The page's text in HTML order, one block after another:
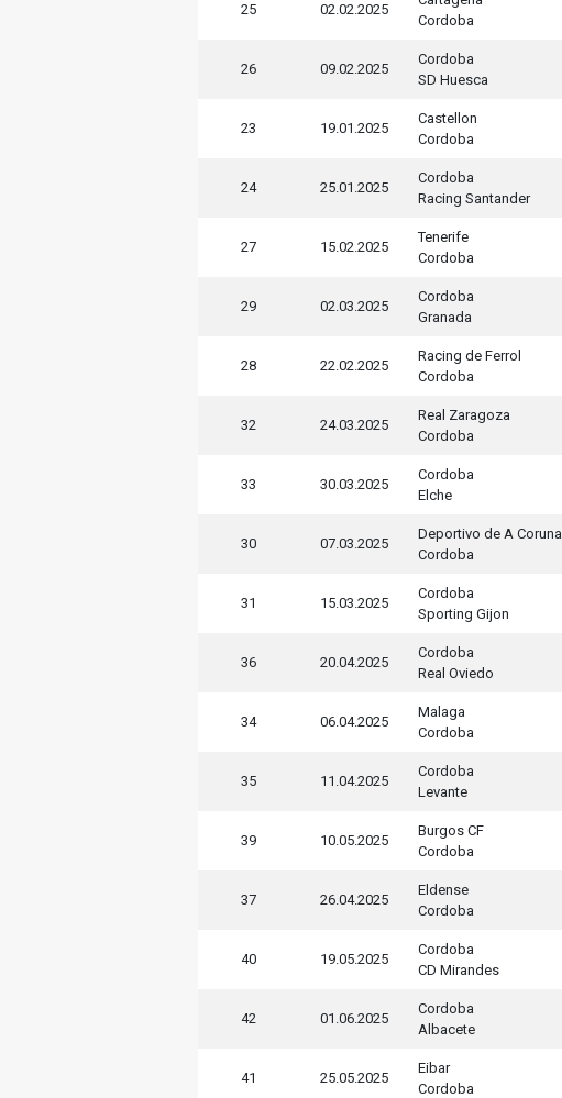
25 02.02.2025
Cordoba
26 09.02.2025
Cordoba
SD Huesca
23 19.01.2025
Castellon
Cordoba
24 25.01.2025
Cordoba
Racing Santander
27 15.02.2025
Tenerife
Cordoba
29 02.03.2025
Cordoba
Granada
28 22.02.2025
Racing de Ferrol
Cordoba
32 24.03.2025
Real Zaragoza
Cordoba
33 30.03.2025
Cordoba
Elche
30 07.03.2025
Deportivo de A Coruna
Cordoba
31 15.03.2025
Cordoba
Sporting Gijon
36 20.04.2025
Cordoba
Real Oviedo
34 06.04.2025
Malaga
Cordoba
35 11.04.2025
Cordoba
Levante
39 10.05.2025
Burgos CF
Cordoba
37 26.04.2025
Eldense
Cordoba
40 19.05.2025
Cordoba
CD Mirandes
42 01.06.2025
Cordoba
Albacete
41 25.05.2025
Eibar
Cordoba